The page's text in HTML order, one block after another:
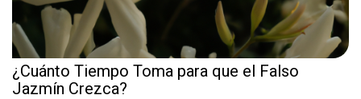
¿Cuánto Tiempo Toma para que el Falso
Jazmín Crezca?